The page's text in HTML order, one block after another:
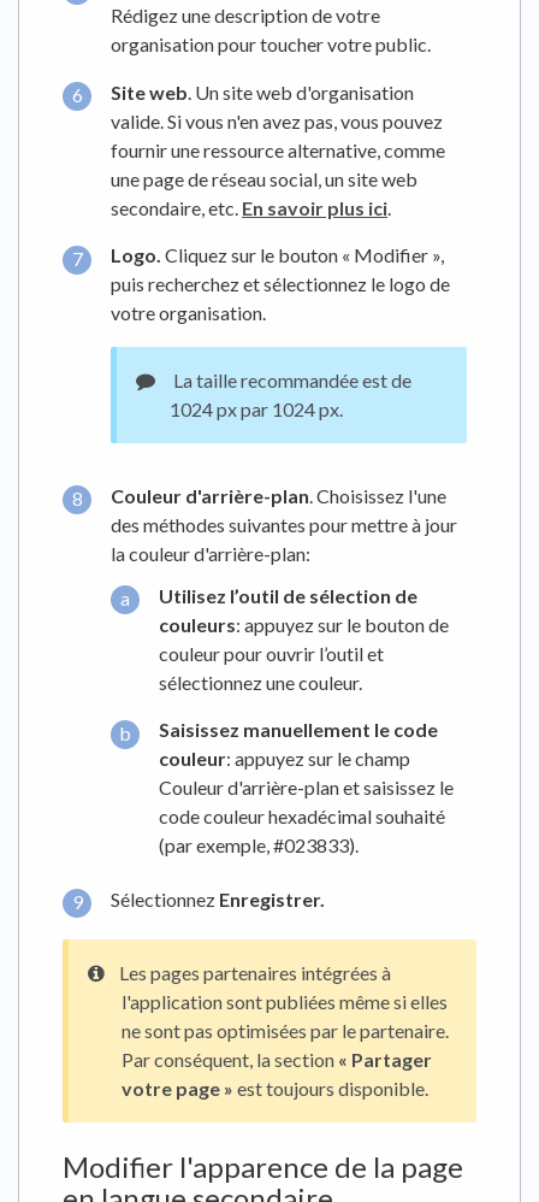
Rédigez une description de votre
organisation pour toucher votre public.
Site web. Un site web d'organisation
valide. Si vous n'en avez pas, vous pouvez
fournir une ressource alternative, comme
une page de réseau social, un site web
secondaire, etc. En savoir plus ici.
Logo. Cliquez sur le bouton « Modifier »,
puis recherchez et sélectionnez le logo de
votre organisation.
La taille recommandée est de
1024 px par 1024 px.
Couleur d'arrière-plan. Choisissez l'une
des méthodes suivantes pour mettre à jour
la couleur d'arrière-plan:
Utilisez l’outil de sélection de
couleurs: appuyez sur le bouton de
couleur pour ouvrir l’outil et
sélectionnez une couleur.
Saisissez manuellement le code
couleur: appuyez sur le champ
Couleur d'arrière-plan et saisissez le
code couleur hexadécimal souhaité
(par exemple, #023833).
Sélectionnez Enregistrer.
Les pages partenaires intégrées à
l'application sont publiées même si elles
ne sont pas optimisées par le partenaire.
Par conséquent, la section « Partager
votre page » est toujours disponible.
Modifier l'apparence de la page